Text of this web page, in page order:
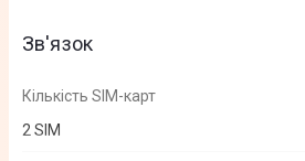
Зв'язок
Кількість SIM-карт
2 SIM